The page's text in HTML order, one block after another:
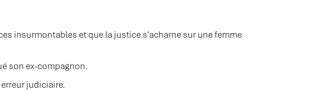
insurmontables et que la justice s'acharne sur une femme
son ex-compagnon.
judiciaire.